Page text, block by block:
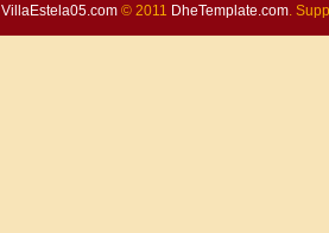
VillaEstela05.com© 2011 DheTemplate.com.